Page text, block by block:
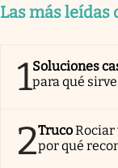
Las más leídas
1Soluciones
para qué
2TrucoRociar
por qué